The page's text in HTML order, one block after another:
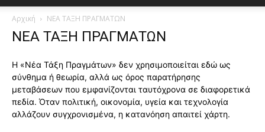
Αρχική ΝΕΑ ΤΑΞΗ ΠΡΑΓΜΑΤΩΝ
ΝΕΑ ΤΑΞΗ ΠΡΑΓΜΑΤΩΝ
Η «Νέα Τάξη Πραγμάτων» δεν χρησιμοποιείται εδώ ως
σύνθημα ή θεωρία, αλλά ως όρος παρατήρησης
μεταβάσεων που εμφανίζονται ταυτόχρονα σε διαφορετικά
πεδία. Όταν πολιτική, οικονομία, υγεία και τεχνολογία
αλλάζουν συγχρονισμένα, η κατανόηση απαιτεί χάρτη.